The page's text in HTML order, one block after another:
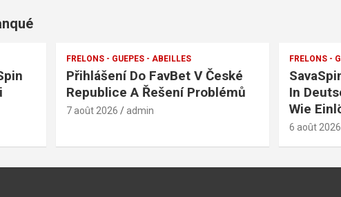
FRELONS - GUEPES - ABEILLES
Přihlášení Do FavBet V České
Republice A Řešení Problémů
7 août 2026 admin
FRELONS -
In
Wie
6 août 2026